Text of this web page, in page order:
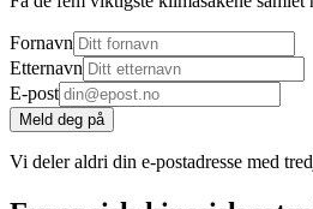
Fornavn
Etternavn
E-post
Meld deg på
Vi deler aldri din e-postadresse med